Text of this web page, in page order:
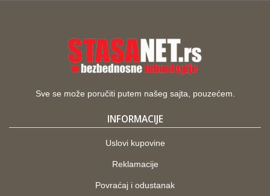
Sve se može poručiti putem našeg sajta, pouzećem.
INFORMACIJE
Uslovi kupovine
Reklamacije
Povraćaj i odustanak